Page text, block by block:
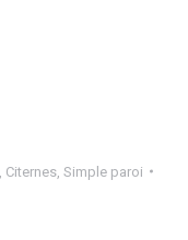
Citernes Simple paroi